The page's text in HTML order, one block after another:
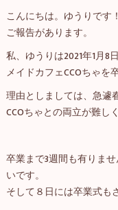
こんにちは。ゆうりです！
ご報告があります。
私、ゆうりは2021年1月8
メイドカフェCCOちゃを
理由としましては、急遽
CCOちゃとの両立が難し
卒業まで3週間も有りま
いです。
そして８日には卒業式も